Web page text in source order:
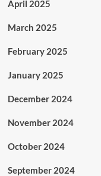
April 2025
March 2025
February 2025
January 2025
December 2024
November 2024
October 2024
September 2024